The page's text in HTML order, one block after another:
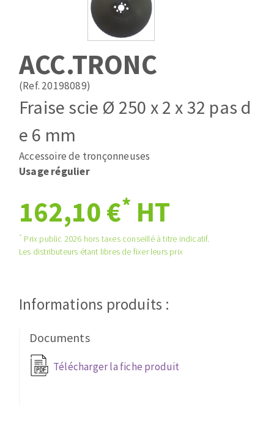
Pose des joints
Fraises carbure
Fers et plaquettes
Lames de scie à ruban
ABRASIFS APPLIQUÉS
Disques auto-agrippant
Patins
Disques fibre et papier
Bandes abrasives
Cales à poncer et patins
Eponges abrasive
Plateaux supports
Disques abrasifs agglomérés
Meules d'ébarbage
TRAITEMENT DE SURFACE
Disques à lamelles
Roues à lamelles
Brosses
Meules de tourets
ACC.TRONC
(Ref. 20198089)
Fraise scie Ø 250 x 2 x 32 pas d
e 6 mm
Accessoire de tronçonneuses
Usage régulier
162,10 €* HT
* Prix public 2026 hors taxes conseillé à titre indicatif.
Les distributeurs étant libres de fixer leurs prix
Informations produits :
Documents
Télécharger la fiche produit